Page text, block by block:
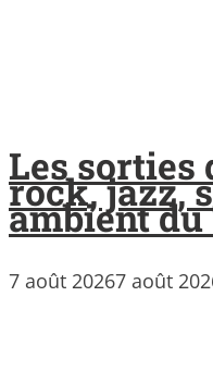
Les sorties
rock, jazz,
ambient du
7 août 20267 août